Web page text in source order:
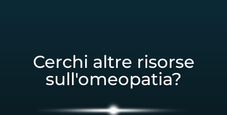
Cerchi altre risorse
sull'omeopatia?